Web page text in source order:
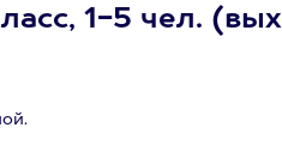
1-5 чел.